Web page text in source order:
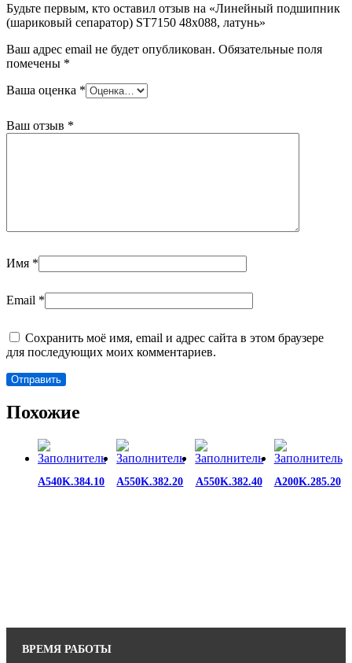
Будьте первым, кто оставил отзыв на «Линейный подшипник
(шариковый сепаратор) ST7150 48х088, латунь»
Ваш адрес email не будет опубликован. Обязательные поля
помечены *
Ваша оценка *
Ваш отзыв *
Имя *
Email *
Сохранить моё имя, email и адрес сайта в этом браузере
для последующих моих комментариев.
Похожие
A540K.384.10 A550K.382.20 A550K.382.40 A200K.285.20
ВРЕМЯ РАБОТЫ